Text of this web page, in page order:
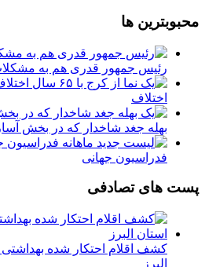
محبوبترین ها
رئیس جمهور قدری هم به
اختلاف
بهله جغد شاخدار که در بخش
فدراسیون جهانی
پست های تصادفی
کشف اقلام احتکار شده
البرز